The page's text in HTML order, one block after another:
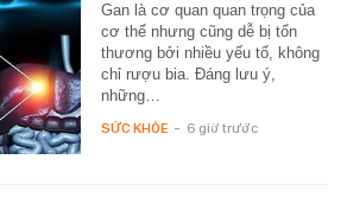
Gan là cơ quan quan trọng của
cơ thể nhưng cũng dễ bị tổn
thương bởi nhiều yếu tố, không
chỉ rượu bia. Đáng lưu ý,
những…
SỨC KHỎE - 6 giờ trước